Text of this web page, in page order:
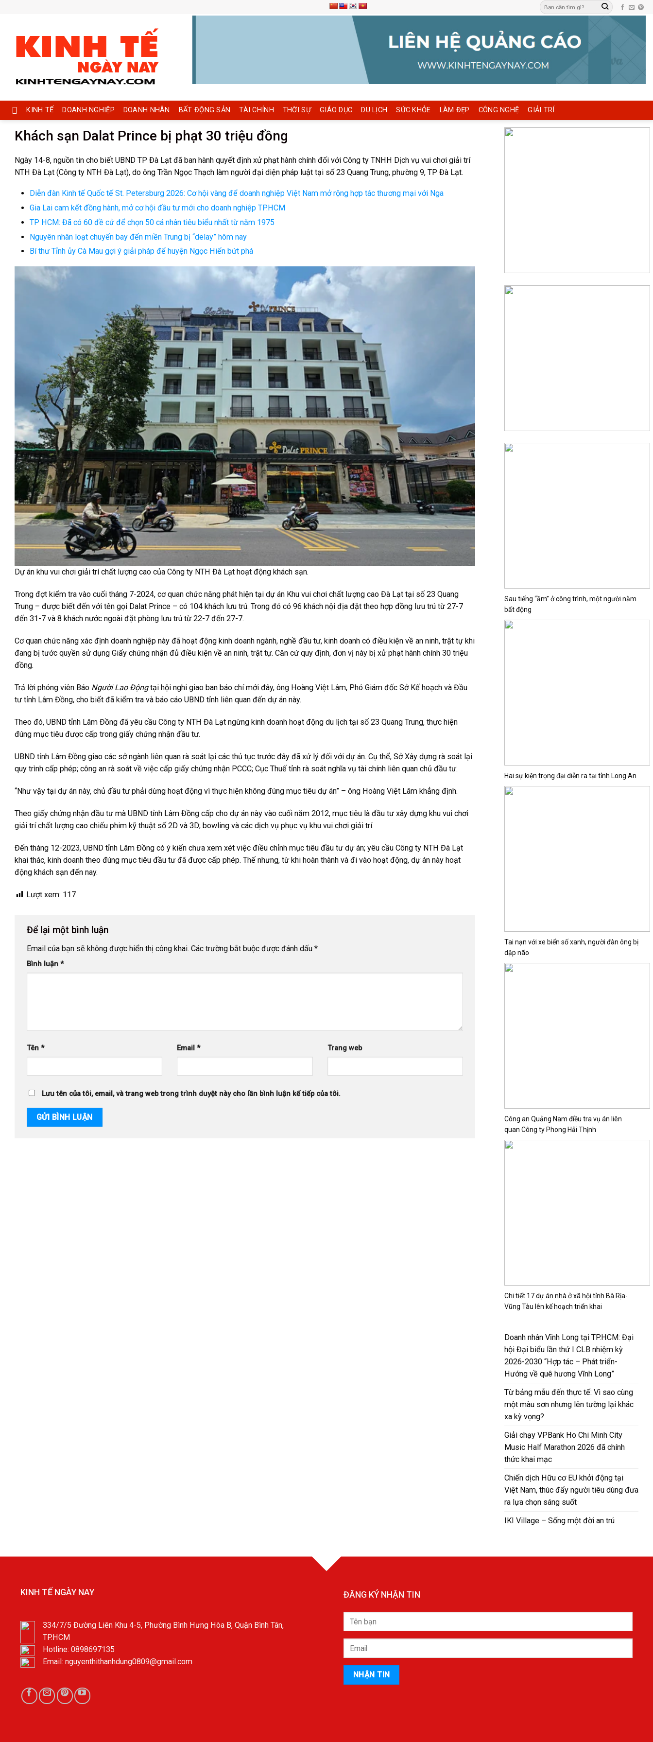
KINH TẾ DOANH NGHIỆP DOANH NHÂN BẤT ĐỘNG SẢN TÀI CHÍNH THỜI SỰ GIÁO DỤC DU LỊCH SỨC KHỎE LÀM ĐẸP CÔNG NGHỆ GIẢI TRÍ
Khách sạn Dalat Prince bị phạt 30 triệu đồng
Ngày 14-8, nguồn tin cho biết UBND TP Đà Lạt đã ban hành quyết định xử phạt hành chính đối với Công ty TNHH Dịch vụ vui chơi giải trí
NTH Đà Lạt (Công ty NTH Đà Lạt), do ông Trần Ngọc Thạch làm người đại diện pháp luật tại số 23 Quang Trung, phường 9, TP Đà Lạt.
Diễn đàn Kinh tế Quốc tế St. Petersburg 2026: Cơ hội vàng để doanh nghiệp Việt Nam mở rộng hợp tác thương mại với Nga
Gia Lai cam kết đồng hành, mở cơ hội đầu tư mới cho doanh nghiệp TP.HCM
TP HCM: Đã có 60 đề cử để chọn 50 cá nhân tiêu biểu nhất từ năm 1975
Nguyên nhân loạt chuyến bay đến miền Trung bị “delay” hôm nay
Bí thư Tỉnh ủy Cà Mau gợi ý giải pháp để huyện Ngọc Hiển bứt phá
Dự án khu vui chơi giải trí chất lượng cao của Công ty NTH Đà Lạt hoạt động khách sạn.
Trong đợt kiểm tra vào cuối tháng 7-2024, cơ quan chức năng phát hiện tại dự án Khu vui chơi chất lượng cao Đà Lạt tại số 23 Quang
Trung – được biết đến với tên gọi Dalat Prince – có 104 khách lưu trú. Trong đó có 96 khách nội địa đặt theo hợp đồng lưu trú từ 27-7
đến 31-7 và 8 khách nước ngoài đặt phòng lưu trú từ 22-7 đến 27-7.
Cơ quan chức năng xác định doanh nghiệp này đã hoạt động kinh doanh ngành, nghề đầu tư, kinh doanh có điều kiện về an ninh, trật tự khi
đang bị tước quyền sử dụng Giấy chứng nhận đủ điều kiện về an ninh, trật tự. Căn cứ quy định, đơn vị này bị xử phạt hành chính 30 triệu
đồng.
Trả lời phóng viên Báo Người Lao Độngtại hội nghi giao ban báo chí mới đây, ông Hoàng Việt Lâm, Phó Giám đốc Sở Kế hoạch và Đầu
tư tỉnh Lâm Đồng, cho biết đã kiểm tra và báo cáo UBND tỉnh liên quan đến dự án này.
Theo đó, UBND tỉnh Lâm Đồng đã yêu cầu Công ty NTH Đà Lạt ngừng kinh doanh hoạt động du lịch tại số 23 Quang Trung, thực hiện
đúng mục tiêu được cấp trong giấy chứng nhận đầu tư.
UBND tỉnh Lâm Đồng giao các sở ngành liên quan rà soát lại các thủ tục trước đây đã xử lý đối với dự án. Cụ thể, Sở Xây dựng rà soát lại
quy trình cấp phép; công an rà soát về việc cấp giấy chứng nhận PCCC; Cục Thuế tỉnh rà soát nghĩa vụ tài chính liên quan chủ đầu tư.
“Như vậy tại dự án này, chủ đầu tư phải dừng hoạt động vì thực hiện không đúng mục tiêu dự án” – ông Hoàng Việt Lâm khẳng định.
Theo giấy chứng nhận đầu tư mà UBND tỉnh Lâm Đồng cấp cho dự án này vào cuối năm 2012, mục tiêu là đầu tư xây dựng khu vui chơi
giải trí chất lượng cao chiếu phim kỹ thuật số 2D và 3D; bowling và các dịch vụ phục vụ khu vui chơi giải trí.
Đến tháng 12-2023, UBND tỉnh Lâm Đồng có ý kiến chưa xem xét việc điều chỉnh mục tiêu đầu tư dự án; yêu cầu Công ty NTH Đà Lạt
khai thác, kinh doanh theo đúng mục tiêu đầu tư đã được cấp phép. Thế nhưng, từ khi hoàn thành và đi vào hoạt động, dự án này hoạt
động khách sạn đến nay.
Lượt xem: 117
Để lại một bình luận
Email của bạn sẽ không được hiển thị công khai. Các trường bắt buộc được đánh dấu *
Bình luận *
Tên * Email* Trang web
Lưu tên của tôi, email, và trang web trong trình duyệt này cho lần bình luận kế tiếp của tôi.
Sau tiếng “ầm” ở công trình, một người nằm
bất động
Hai sự kiện trọng đại diễn ra tại tỉnh Long An
Tai nạn với xe biển số xanh, người đàn ông bị
dập não
Công an Quảng Nam điều tra vụ án liên
quan Công ty Phong Hải Thịnh
Chi tiết 17 dự án nhà ở xã hội tỉnh Bà Rịa-
Vũng Tàu lên kế hoạch triển khai
Doanh nhân Vĩnh Long tại TP.HCM: Đại
hội Đại biểu lần thứ I CLB nhiệm kỳ
2026-2030 “Hợp tác – Phát triển-
Hướng về quê hương Vĩnh Long”
Từ bảng mẫu đến thực tế: Vì sao cùng
một màu sơn nhưng lên tường lại khác
xa kỳ vọng?
Giải chạy VPBank Ho Chi Minh City
Music Half Marathon 2026 đã chính
thức khai mạc
Chiến dịch Hữu cơ EU khởi động tại
Việt Nam, thúc đẩy người tiêu dùng đưa
ra lựa chọn sáng suốt
IKI Village – Sống một đời an trú
KINH TẾ NGÀY NAY
334/7/5 Đường Liên Khu 4-5, Phường Bình Hưng Hòa B, Quận Bình Tân,
TP.HCM
Hotline: 0898697135
Email: nguyenthithanhdung0809@gmail.com
ĐĂNG KÝ NHẬN TIN